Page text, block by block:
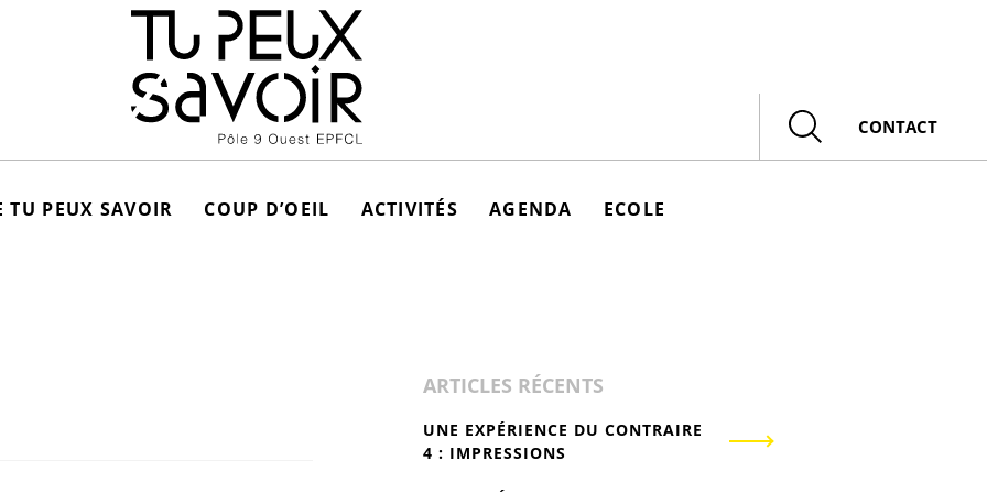
Rechercher
CONTACT
TU PEUX SAVOIR COUP D’OEIL ACTIVITÉS AGENDA ECOLE
ARTICLES RÉCENTS
UNE EXPÉRIENCE DU CONTRAIRE
4 : IMPRESSIONS